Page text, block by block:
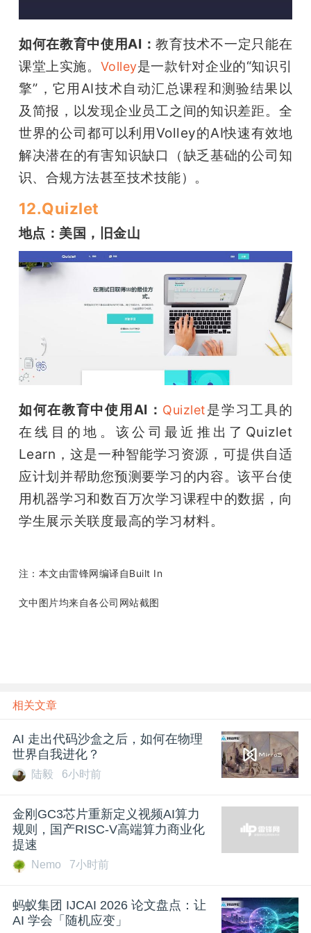
如何在教育中使用AI：教育技术不一定只能在
课堂上实施。 Volley是一款针对企业的“知识引
擎”，它用AI技术自动汇总课程和测验结果以
及简报，以发现企业员工之间的知识差距。全
世界的公司都可以利用Volley的AI快速有效地
解决潜在的有害知识缺口（缺乏基础的公司知
识、合规方法甚至技术技能）。
12.Quizlet
地点：美国，旧金山
如何在教育中使用AI： Quizlet是学习工具的
在线目的地。该公司最近推出了Quizlet
Learn，这是一种智能学习资源，可提供自适
应计划并帮助您预测要学习的内容。该平台使
用机器学习和数百万次学习课程中的数据，向
学生展示关联度最高的学习材料。
注：本文由雷锋网编译自Built In
文中图片均来自各公司网站截图
相关文章
AI 走出代码沙盒之后，如何在物理
世界自我进化？
陆毅 6小时前
金刚GC3芯片重新定义视频AI算力
规则，国产RISC-V高端算力商业化
提速
Nemo 7小时前
蚂蚁集团 IJCAI 2026 论文盘点：让
AI 学会「随机应变」